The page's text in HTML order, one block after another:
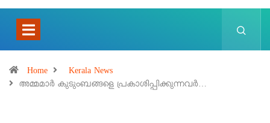
Home
Kerala News
അമ്മമാർ കുടുംബങ്ങളെ പ്രകാശിപ്പിക്കുന്നവർ…